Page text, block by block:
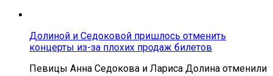
Долиной и Седоковой пришлось отменить
концерты из-за плохих продаж билетов
Певицы Анна Седокова и Лариса Долина отменили